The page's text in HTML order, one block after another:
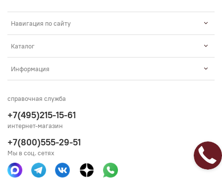
Навигация по сайту
Каталог
Информация
справочная служба
+7(495)215-15-61
интернет-магазин
+7(800)555-29-51
Мы в соц. сетях